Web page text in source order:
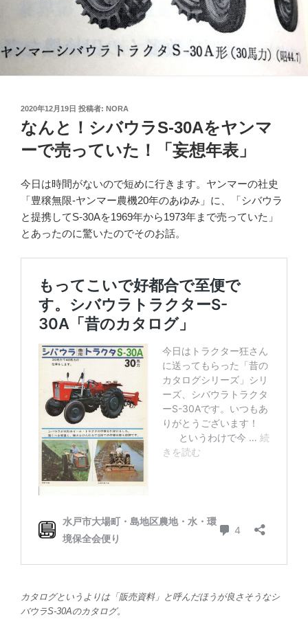
投
稿
日:
2020年12月19日 投稿者: NORA
なんと！シバウラS-30Aをヤンマ
ーで売っていた！「妄想年表」
今日は時間がないので短めに行きます。ヤンマーの社史
「豊穣無限-ヤンマー農機20年のあゆみ」に、「シバウラ
と提携してS-30Aを1969年から1973年まで売っていた」
とあったのに驚いたのでそのお話。
カタログというよりは「販売資料」と呼んだほうが良さそうなシ
バウラS-30Aのカタログ。